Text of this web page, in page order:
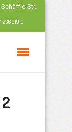
Str.
236 919 0